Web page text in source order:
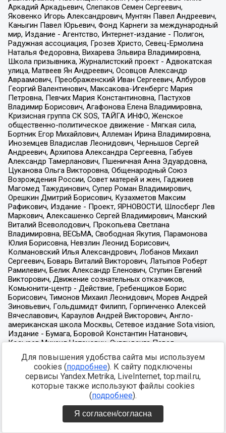
Для повышения удобства сайта мы используем
cookies (подробнее). К сайту подключены
сервисы Yandex.Metrika, LiveInternet, top.mail.ru,
которые также используют файлы cookies
(подробнее).
Я согласен/согласна